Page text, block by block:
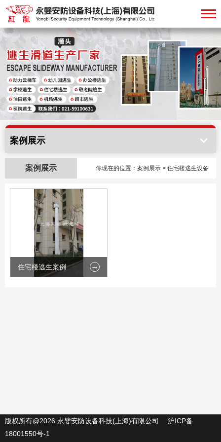
案例展示
案例展示 你现在的位置：案例展示 > 住宅楼逃生设备
住宅楼逃生案例
版权所有@2026 永嬖安防设备科技(上海)有限公司 沪ICP备
18001550号-1